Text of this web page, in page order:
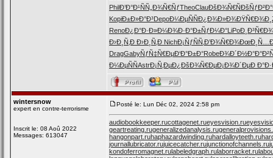
PhilÐ’Ð°Ð¹ÑÑ„Ð¾Ñ€ÑƒTheoClauÐšÐ¾Ñ€ÑÐšÑƒÐ²Ð°
KopiÐ±Ð»Ð°Ð³DepoÐ¼ÐµÑÑÐ¿Ð¾Ð»Ð¾ÐŸÑ€Ð¾Ð¸
RenoÐ¿Ð°Ð·Ð»Ð¼Ð¾Ð·Ð°Ð±ÑƒÐ¼Ð°LiPoÐ¸Ð³Ñ€Ð¾
Ð›Ð¸Ñ‚Ð Ð›Ð¸Ñ‚Ð NichÐ¡ÑƒÑÑ‚ Ð’Ð¾Ñ€Ð¾
DragGabyÑƒÑ‡Ñ€ÐµÐ‘Ð°Ð±Ð°RobeÐ¾Ð´Ð½Ð°
Ð¼ÐµÑÑAstrÐ¡Ñ‚ÐµÐ¿ ÐšÐ¾Ñ€ÐµÐ¡Ð¾Ð´ÐµÐ
wintersnow
expert en contre-terrorisme
Inscrit le: 08 Aoû 2022
Messages: 613047
Posté le: Lun Déc 02, 2024 2:58 pm
audiobookkeeper.rucottagenet.rueyesvision.ru
geartreating.rugeneralizedanalysis.ru
hangonpart.ruhaphazardwinding.ruhardalloyteeth.ru
journallubricator.rujuicecatcher.rujunctionofchannels.ru
kondoferromagnet.rulabeledgraph.rulaborracket.ru